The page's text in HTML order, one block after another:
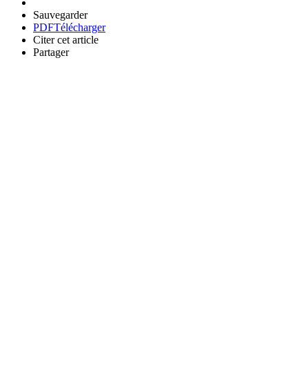
Sauvegarder
PDFTélécharger
Citer cet article
Partager